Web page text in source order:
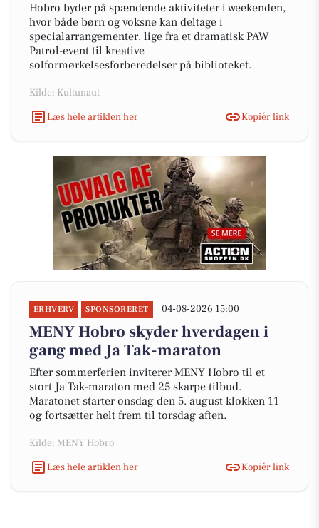
Hobro byder på spændende aktiviteter i weekenden,
hvor både børn og voksne kan deltage i
specialarrangementer, lige fra et dramatisk PAW
Patrol-event til kreative
solformørkelsesforberedelser på biblioteket.
Kilde: Kultunaut
Læs hele artiklen her
Kopiér link
ERHVERV SPONSORERET 04-08-2026 15:00
MENY Hobro skyder hverdagen i
gang med Ja Tak-maraton
Efter sommerferien inviterer MENY Hobro til et
stort Ja Tak-maraton med 25 skarpe tilbud.
Maratonet starter onsdag den 5. august klokken 11
og fortsætter helt frem til torsdag aften.
Kilde: MENY Hobro
Læs hele artiklen her
Kopiér link